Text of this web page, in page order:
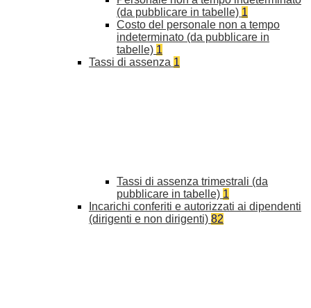
(da pubblicare in tabelle) 1
Costo del personale non a tempo
indeterminato (da pubblicare in
tabelle) 1
Tassi di assenza 1
Tassi di assenza trimestrali (da
pubblicare in tabelle) 1
Incarichi conferiti e autorizzati ai dipendenti
(dirigenti e non dirigenti) 82